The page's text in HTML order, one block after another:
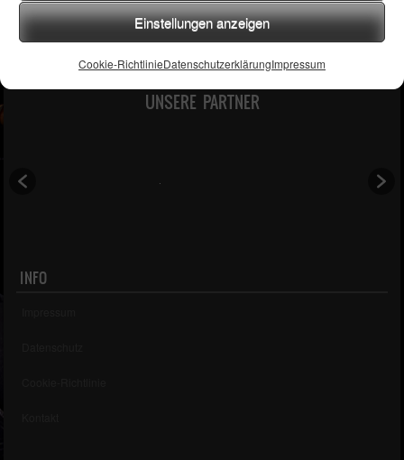
Einstellungen anzeigen
Cookie-RichtlinieDatenschutzerklärungImpressum
UNSERE PARTNER
INFO